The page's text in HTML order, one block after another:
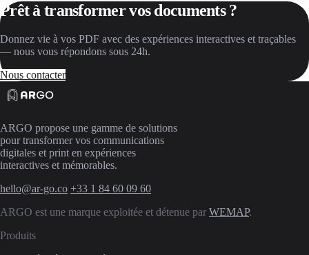
Prêt à transformer vos documents ?
Donnez vie à vos PDF avec des expériences interactives et traçables
— nous vous répondons sous 24h.
Nous contacter
ARGO propose une gamme de solutions
pour transformer vos communications
digitales et print en expériences
interactives et mémorables.
hello@ar-go.co +33 1 84 60 09 60
ARGO est une marque exploitée et détenue par WEMAP.
Produits